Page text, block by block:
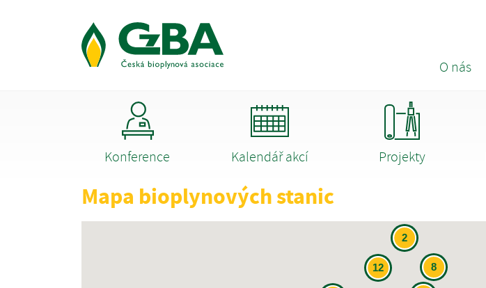
O nás
Konference Kalendář akcí Projekty
Mapa bioplynových stanic
8
12
2